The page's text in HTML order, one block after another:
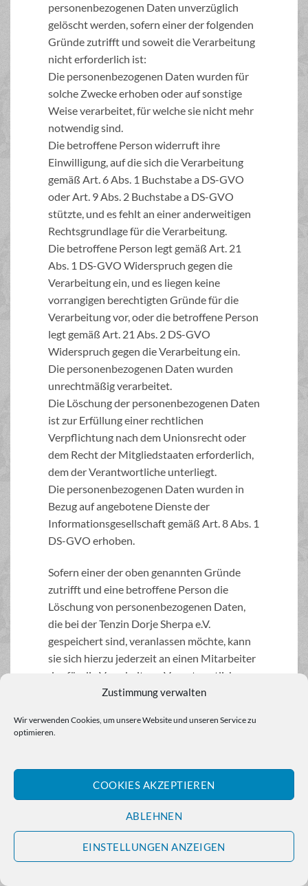
Zustimmung verwalten
Wir verwenden Cookies, um unsere Website und unseren Service zu
optimieren.
COOKIES AKZEPTIEREN
ABLEHNEN
EINSTELLUNGEN ANZEIGEN
personenbezogenen Daten unverzüglich
gelöscht werden, sofern einer der folgenden
Gründe zutrifft und soweit die Verarbeitung
nicht erforderlich ist:
Die personenbezogenen Daten wurden für
solche Zwecke erhoben oder auf sonstige
Weise verarbeitet, für welche sie nicht mehr
notwendig sind.
Die betroffene Person widerruft ihre
Einwilligung, auf die sich die Verarbeitung
gemäß Art. 6 Abs. 1 Buchstabe a DS-GVO
oder Art. 9 Abs. 2 Buchstabe a DS-GVO
stützte, und es fehlt an einer anderweitigen
Rechtsgrundlage für die Verarbeitung.
Die betroffene Person legt gemäß Art. 21
Abs. 1 DS-GVO Widerspruch gegen die
Verarbeitung ein, und es liegen keine
vorrangigen berechtigten Gründe für die
Verarbeitung vor, oder die betroffene Person
legt gemäß Art. 21 Abs. 2 DS-GVO
Widerspruch gegen die Verarbeitung ein.
Die personenbezogenen Daten wurden
unrechtmäßig verarbeitet.
Die Löschung der personenbezogenen Daten
ist zur Erfüllung einer rechtlichen
Verpflichtung nach dem Unionsrecht oder
dem Recht der Mitgliedstaaten erforderlich,
dem der Verantwortliche unterliegt.
Die personenbezogenen Daten wurden in
Bezug auf angebotene Dienste der
Informationsgesellschaft gemäß Art. 8 Abs. 1
DS-GVO erhoben.
Sofern einer der oben genannten Gründe
zutrifft und eine betroffene Person die
Löschung von personenbezogenen Daten,
die bei der Tenzin Dorje Sherpa e.V.
gespeichert sind, veranlassen möchte, kann
sie sich hierzu jederzeit an einen Mitarbeiter
des für die Verarbeitung Verantwortlichen
wenden. Der Mitarbeiter der Tenzin Dorje
Löschverlangen unverzüglich
der Tenzin Dorje Sherpa e.V. öffentlich
gemacht und ist unser Unternehmen als
GVO zur Löschung der personenbezogenen
Daten verpflichtet, so trifft die Tenzin Dorje